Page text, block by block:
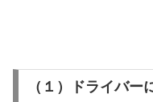
（１）ドライバ